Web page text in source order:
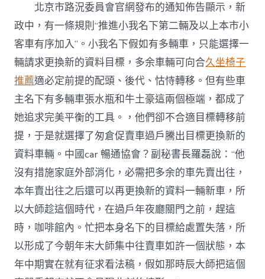
北京市路況委員會官網發布的通知佈告顯示，新
政中，有一條規則“推進小我名下第二輛及以上本市小
客車有序加入”。小我名下假如有多輛車，只能選擇一
輛請求更換新的資料目標，多余車輛可向合久坐椅子
推薦適必定前提的配頭、後代、怙恃轉移。但有些車
主名下有多輛車張水瓶和牛土豪這兩個極端，都成了
她追求完美平衡的工具。，他們卻不合適目標轉移前
提，于是就選擇了匆倉促賣車過戶騰出目標更換新的
資料車輛。中國car 暢通協會？副秘書長羅磊說：“他
沒有措施家庭外部消化，必需把多余的車先賣出往，
本年賣出往之后還可以再更換新的資料一輛新車，所
以大師趁這個時代，在過戶年夜廳關門之前，趕這
時，咖啡館內。忙把本身名下的目標給處置失落，所
以形成了今朝年末大師集中往賣車如許一個狀態，本
年中期實在就有征求看法稿，假如那時辰大師把這個